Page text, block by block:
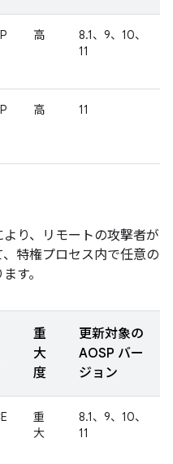
高
8.1、9、10、
11
高 11
り、リモートの攻撃者が
特権プロセス内で任意の
す。
重
大
度
更新対象の
AOSP バー
ジョン
重
大
8.1、9、10、
11